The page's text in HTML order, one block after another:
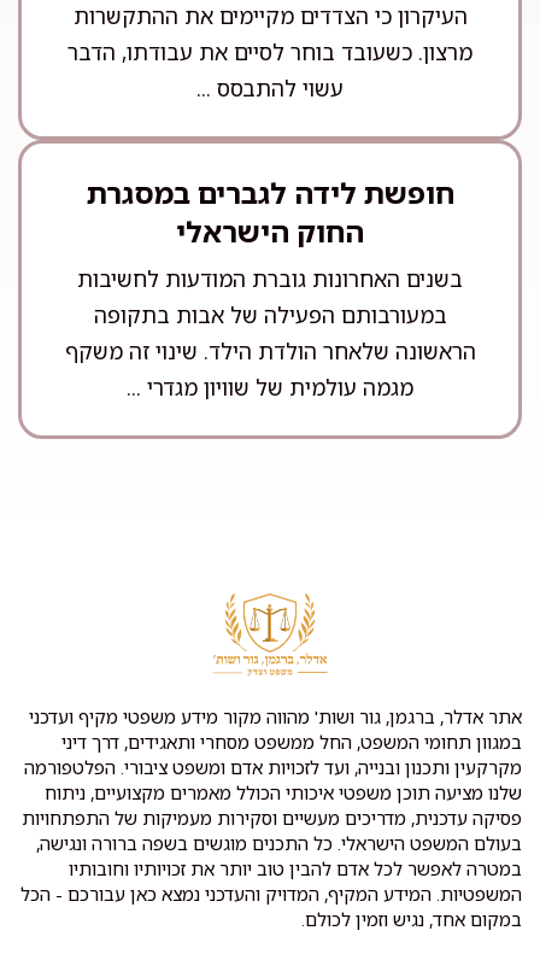
העיקרון כי הצדדים מקיימים את ההתקשרות
מרצון. כשעובד בוחר לסיים את עבודתו, הדבר
עשוי להתבסס ...
חופשת לידה לגברים במסגרת
החוק הישראלי
בשנים האחרונות גוברת המודעות לחשיבות
במעורבותם הפעילה של אבות בתקופה
הראשונה שלאחר הולדת הילד. שינוי זה משקף
מגמה עולמית של שוויון מגדרי ...
אתר אדלר, ברגמן, גור ושות' מהווה מקור מידע משפטי מקיף ועדכני
במגוון תחומי המשפט, החל ממשפט מסחרי ותאגידים, דרך דיני
מקרקעין ותכנון ובנייה, ועד לזכויות אדם ומשפט ציבורי. הפלטפורמה
שלנו מציעה תוכן משפטי איכותי הכולל מאמרים מקצועיים, ניתוח
פסיקה עדכנית, מדריכים מעשיים וסקירות מעמיקות של התפתחויות
בעולם המשפט הישראלי. כל התכנים מוגשים בשפה ברורה ונגישה,
במטרה לאפשר לכל אדם להבין טוב יותר את זכויותיו וחובותיו
המשפטיות. המידע המקיף, המדויק והעדכני נמצא כאן עבורכם - הכל
במקום אחד, נגיש וזמין לכולם.